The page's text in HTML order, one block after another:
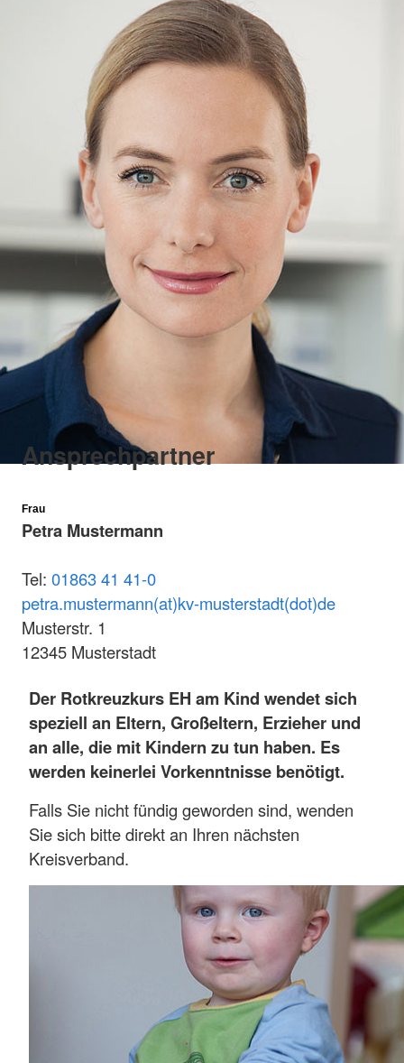
Ansprechpartner
Frau
Petra Mustermann
Tel: 01863 41 41-0
petra.mustermann(at)kv-musterstadt(dot)de
Musterstr. 1
12345 Musterstadt
Der Rotkreuzkurs EH am Kind wendet sich
speziell an Eltern, Großeltern, Erzieher und
an alle, die mit Kindern zu tun haben. Es
werden keinerlei Vorkenntnisse benötigt.
Falls Sie nicht fündig geworden sind, wenden
Sie sich bitte direkt an Ihren nächsten
Kreisverband.